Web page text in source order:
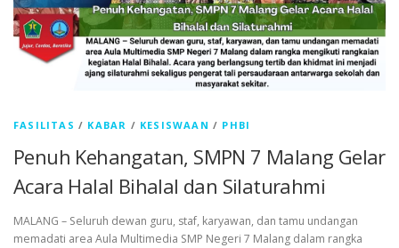
FASILITAS / KABAR / KESISWAAN / PHBI
Penuh Kehangatan, SMPN 7 Malang Gelar
Acara Halal Bihalal dan Silaturahmi
MALANG – Seluruh dewan guru, staf, karyawan, dan tamu undangan
memadati area Aula Multimedia SMP Negeri 7 Malang dalam rangka